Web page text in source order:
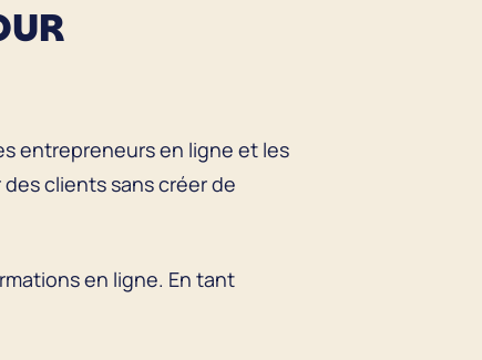
entrepreneurs en ligne et les
clients sans créer de
en ligne. En tant